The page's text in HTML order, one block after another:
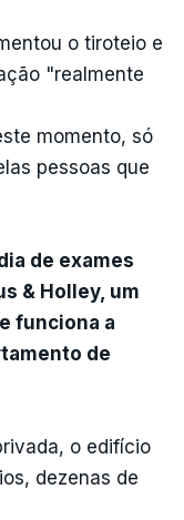
o tiroteio e
"realmente
momento, só
pessoas que
de exames
& Holley, um
funciona a
de
o edifício
dezenas de